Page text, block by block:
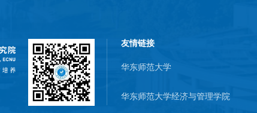
友情链接
华东师范大学
华东师范大学经济与管理学院